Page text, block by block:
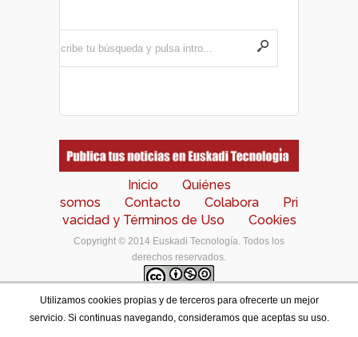
Inicio
Quiénes
somos
Contacto Colabora
Pri
vacidad y Términos de Uso
Cookies
Copyright © 2014 Euskadi Tecnología. Todos los
derechos reservados.
Los contenidos de este portal están bajo unalicencia
de Creative Commons Reconocimiento-NoComercial-
Utilizamos cookies propias y de terceros para ofrecerte un mejor
servicio. Si continuas navegando, consideramos que aceptas su uso.